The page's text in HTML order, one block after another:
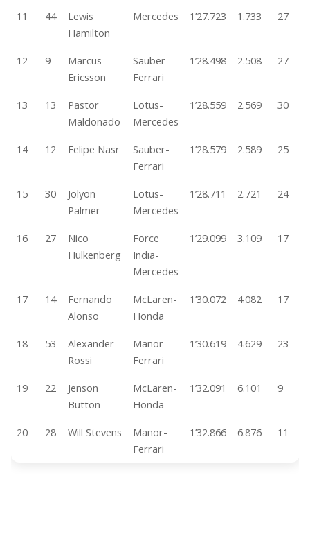
11 44
Lewis
Hamilton
Mercedes 1’27.723 1.733 27
12 9
Marcus
Ericsson
Sauber-
Ferrari
1’28.498 2.508 27
13 13
Pastor
Maldonado
Lotus-
Mercedes
1’28.559 2.569 30
14 12 Felipe Nasr
Sauber-
Ferrari
1’28.579 2.589 25
15 30
Jolyon
Palmer
Lotus-
Mercedes
1’28.711 2.721 24
16 27
Nico
Hulkenberg
Force
India-
Mercedes
1’29.099 3.109 17
17 14
Fernando
Alonso
McLaren-
Honda
1’30.072 4.082 17
18 53
Alexander
Rossi
Manor-
Ferrari
1’30.619 4.629 23
19 22
Jenson
Button
McLaren-
Honda
1’32.091 6.101 9
20 28 Will Stevens
Manor-
Ferrari
1’32.866 6.876 11